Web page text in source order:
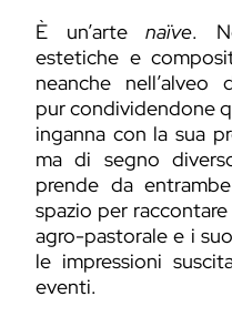
È un’arte naïve.
estetiche e
neanche nell’alveo
pur condividendone
inganna con la sua
ma di segno
prende da
spazio per
agro-pastorale e i
le impressioni
eventi.